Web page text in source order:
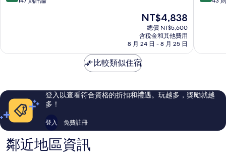
中
Baillargues
極
評
論
現
在
價
格
為
NT$4,838
NT$4,838
總價 NT$5,600
含稅金和其他費用
8 月 24 日 - 8 月 25 日
極
評
論
比較類似住宿
登入以查看符合資格的折扣和禮遇。玩越多，獎勵就越
多！
登入 免費註冊
鄰近地區資訊